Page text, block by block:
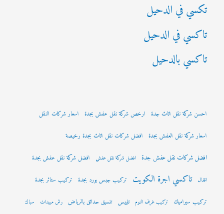
تكسي في الدحيل
تاكسي في الدحيل
تاكسي بالدحيل
احسن شركة نقل اثاث جدة ارخص شركة نقل عفش بجدة اسعار شركات النقل
اسعار شركة نقل العفش بجدة افضل شركات نقل اثاث بجدة رخيصة
افضل شركات نقل عفش جدة افضل شركة نقل عفش افضل شركة نقل عفش بجدة
اقفال تاكسي اجرة الكويت تركيب جبس بورد بجدة تركيب ستائر بجدة
تركيب سيراميك تركيب غرف النوم تلييس تنسيق حدائق بالرياض رش مبيدات سباك